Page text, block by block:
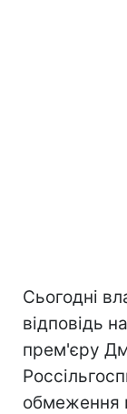
Сьогодні
відповідь
прем'єру
обмеження